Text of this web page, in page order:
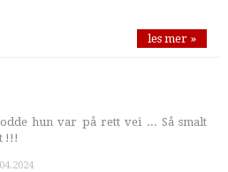
les mer »
hun var på rett vei ... Så smalt
!!!